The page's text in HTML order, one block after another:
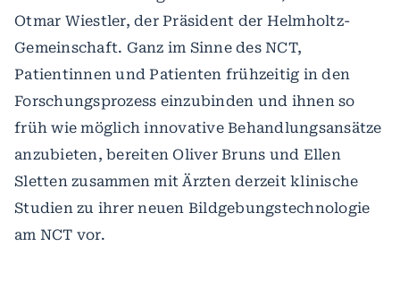
Otmar Wiestler, der Präsident der Helmholtz-
Gemeinschaft. Ganz im Sinne des NCT,
Patientinnen und Patienten frühzeitig in den
Forschungsprozess einzubinden und ihnen so
früh wie möglich innovative Behandlungsansätze
anzubieten, bereiten Oliver Bruns und Ellen
Sletten zusammen mit Ärzten derzeit klinische
Studien zu ihrer neuen Bildgebungstechnologie
am NCT vor.